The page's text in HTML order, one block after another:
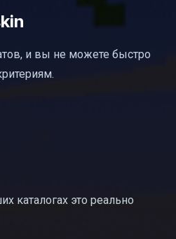
и вы не можете быстро
каталогах это реально